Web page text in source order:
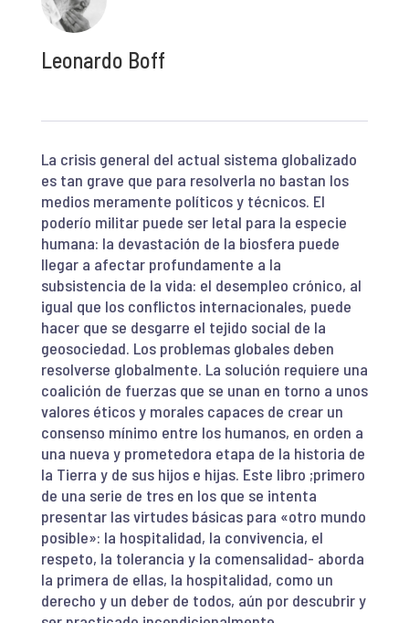
Leonardo Boff
La crisis general del actual sistema globalizado
es tan grave que para resolverla no bastan los
medios meramente políticos y técnicos. El
poderío militar puede ser letal para la especie
humana: la devastación de la biosfera puede
llegar a afectar profundamente a la
subsistencia de la vida: el desempleo crónico, al
igual que los conflictos internacionales, puede
hacer que se desgarre el tejido social de la
geosociedad. Los problemas globales deben
resolverse globalmente. La solución requiere una
coalición de fuerzas que se unan en torno a unos
valores éticos y morales capaces de crear un
consenso mínimo entre los humanos, en orden a
una nueva y prometedora etapa de la historia de
la Tierra y de sus hijos e hijas. Este libro ;primero
de una serie de tres en los que se intenta
presentar las virtudes básicas para «otro mundo
posible»: la hospitalidad, la convivencia, el
respeto, la tolerancia y la comensalidad- aborda
la primera de ellas, la hospitalidad, como un
derecho y un deber de todos, aún por descubrir y